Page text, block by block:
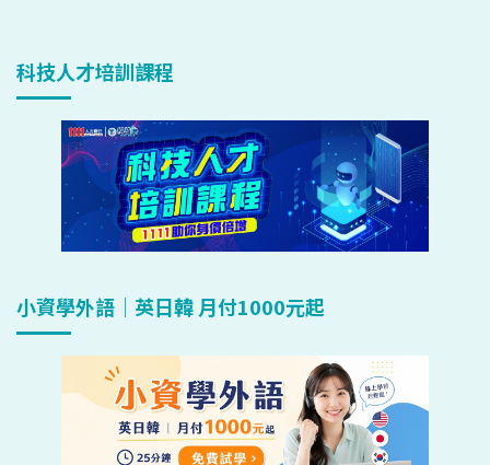
科技人才培訓課程
小資學外語｜英日韓 月付1000元起